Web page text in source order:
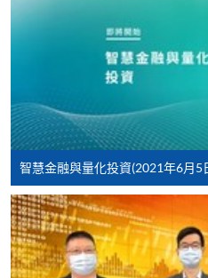
表格後，請連同報名
往報名中心或以郵遞方
學院為學歷頒授課程特
用於一般學歷頒授課程
課程負責人會為學員送
(「通知」)，請填妥有
心或以郵遞方式，遞交
智慧金融與量化投資(2021年6月5